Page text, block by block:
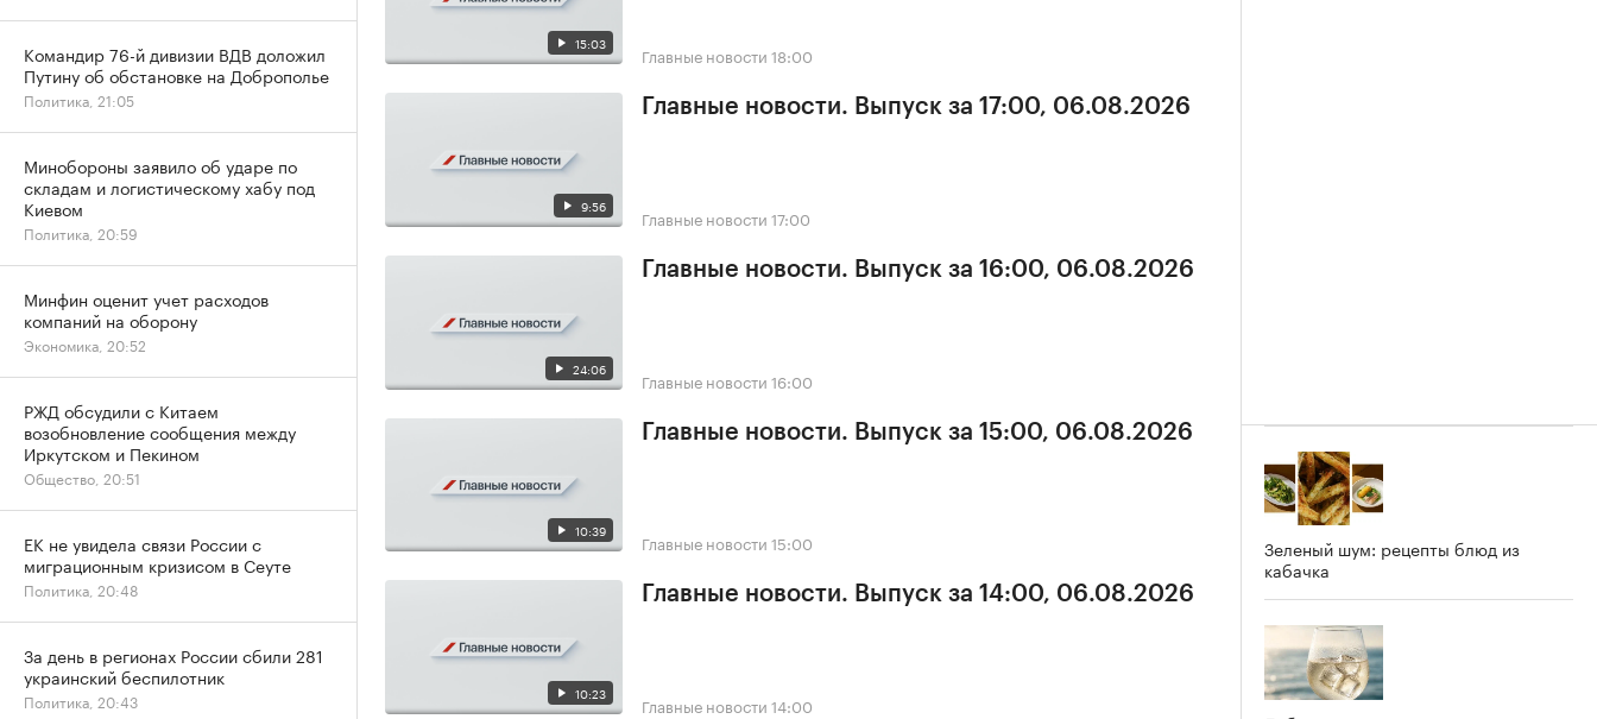
15:03 Главные новости 18:00
9:56
Главные новости. Выпуск за 17:00, 06.08.2026
Главные новости 17:00
24:06
Главные новости. Выпуск за 16:00, 06.08.2026
Главные новости 16:00
10:39
Главные новости. Выпуск за 15:00, 06.08.2026
Главные новости 15:00
10:23
Главные новости. Выпуск за 14:00, 06.08.2026
Главные новости 14:00
Зеленый шум: рецепты блюд из
кабачка
Командир 76-й дивизии ВДВ доложил
Путину об обстановке на Доброполье
Политика, 21:05
Минобороны заявило об ударе по
складам и логистическому хабу под
Киевом
Политика, 20:59
Минфин оценит учет расходов
компаний на оборону
Экономика, 20:52
РЖД обсудили с Китаем
возобновление сообщения между
Иркутском и Пекином
Общество, 20:51
ЕК не увидела связи России с
миграционным кризисом в Сеуте
Политика, 20:48
За день в регионах России сбили 281
украинский беспилотник
Политика, 20:43